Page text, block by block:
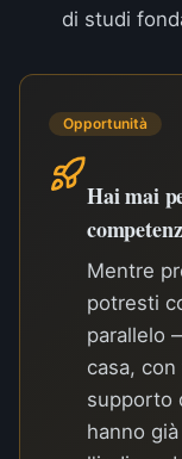
di studi
Opportunità
Hai mai
Mentre
potresti
parallelo
casa,
supporto
hanno